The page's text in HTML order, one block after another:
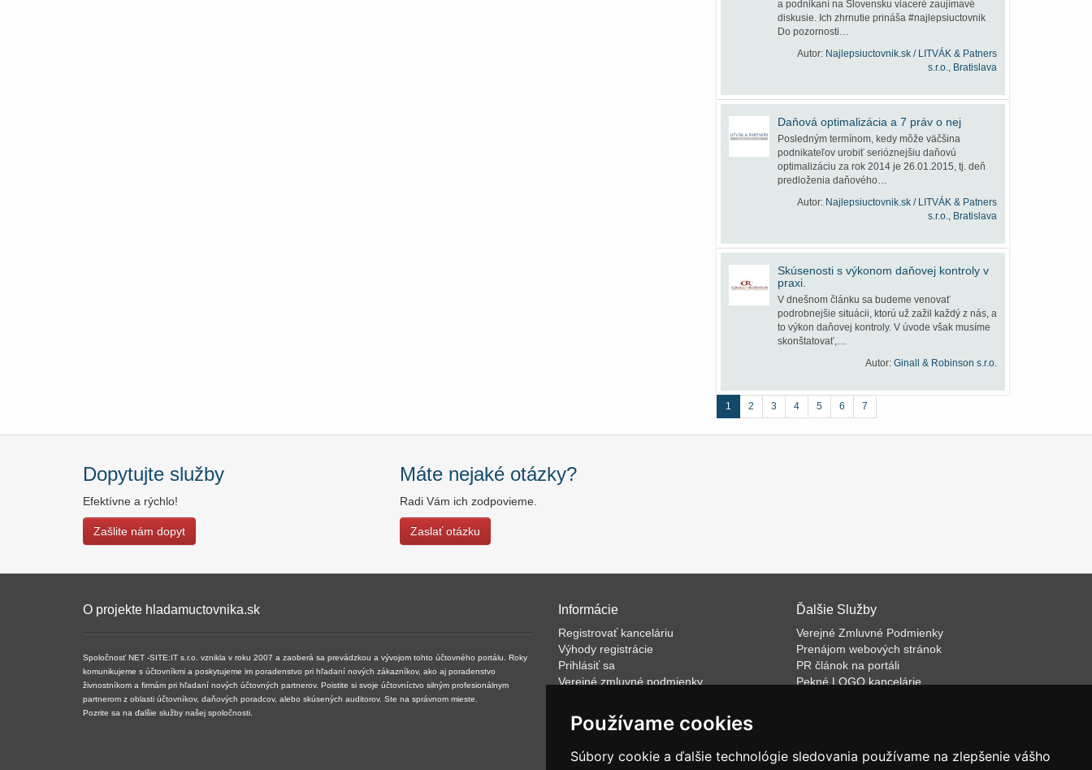
Používame cookies
Súbory cookie a ďalšie technológie sledovania používame na zlepšenie vášho
a podnikaní na Slovensku viaceré zaujímavé
diskusie. Ich zhrnutie prináša #najlepsiuctovnik
Do pozornosti…
Autor: Najlepsiuctovnik.sk / LITVÁK & Patners
s.r.o., Bratislava
Daňová optimalizácia a 7 práv o nej
Posledným termínom, kedy môže väčšina
podnikateľov urobiť serióznejšiu daňovú
optimalizáciu za rok 2014 je 26.01.2015, tj. deň
predloženia daňového…
Autor: Najlepsiuctovnik.sk / LITVÁK & Patners
s.r.o., Bratislava
Skúsenosti s výkonom daňovej kontroly v
praxi.
V dnešnom článku sa budeme venovať
podrobnejšie situácii, ktorú už zažil každý z nás, a
to výkon daňovej kontroly. V úvode však musíme
skonštatovať,…
Autor: Ginall & Robinson s.r.o.
1 2 3 4 5 6 7
Dopytujte služby
Efektívne a rýchlo!
Zašlite nám dopyt
Máte nejaké otázky?
Radi Vám ich zodpovieme.
Zaslať otázku
O projekte hladamuctovnika.sk
Spoločnosť NET -SITE:IT s.r.o. vznikla v roku 2007 a ​​zaoberá sa prevádzkou a vývojom tohto účtovného portálu. Roky
komunikujeme s účtovníkmi a poskytujeme im poradenstvo pri hľadaní nových zákazníkov, ako aj poradenstvo
živnostníkom a firmám pri hľadaní nových účtovných partnerov. Poistite si svoje účtovníctvo silným profesionálnym
partnerom z oblasti účtovníkov, daňových poradcov, alebo skúsených auditorov. Ste na správnom mieste.
Pozrite sa na ďalšie služby našej spoločnosti.
Informácie
Registrovať kanceláriu
Výhody registrácie
Prihlásiť sa
Verejné zmluvné podmienky
VOP
FAQ
Rýchle vyhľadávanie
Ďalšie Služby
Verejné Zmluvné Podmienky
Prenájom webových stránok
PR článok na portáli
Pekné LOGO kancelárie